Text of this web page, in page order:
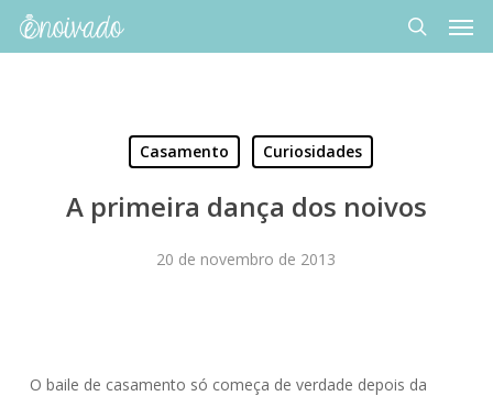
Skip
search
Casamento Curiosidades
A primeira dança dos noivos
20 de novembro de 2013
O baile de casamento só começa de verdade depois da